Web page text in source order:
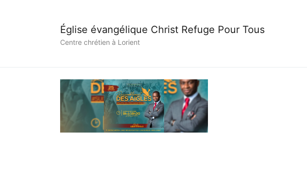
Église évangélique Christ Refuge Pour Tous
Centre chrétien à Lorient